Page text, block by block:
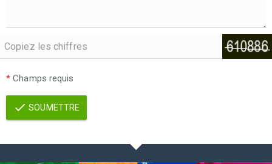
* Champs requis
SOUMETTRE